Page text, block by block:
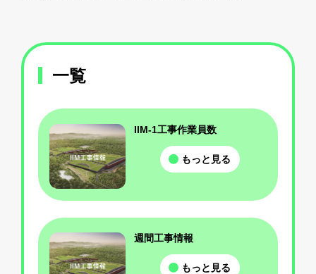
一覧
IIM-1工事作業員数
もっと見る
週間工事情報
もっと見る